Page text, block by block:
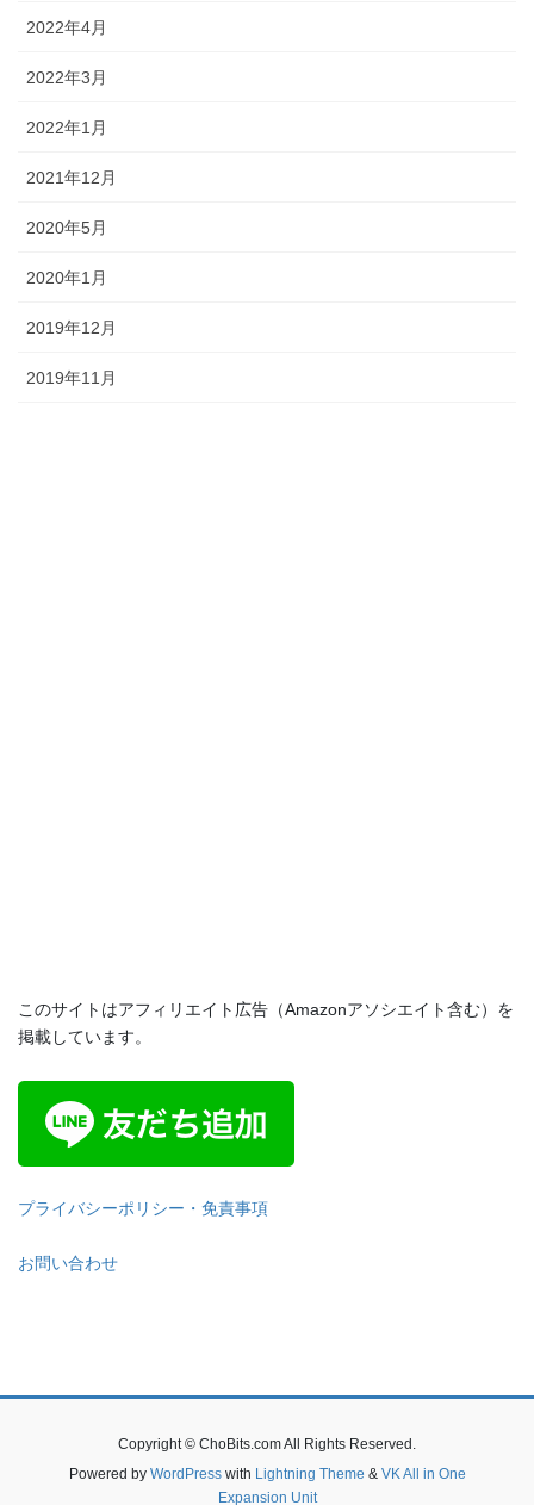
2022年4月
2022年3月
2022年1月
2021年12月
2020年5月
2020年1月
2019年12月
2019年11月
このサイトはアフィリエイト広告（Amazonアソシエイト含む）を
掲載しています。
プライバシーポリシー・免責事項
お問い合わせ
Copyright © ChoBits.com All Rights Reserved.
Powered by WordPresswith Lightning Theme & VK All in One
Expansion Unit